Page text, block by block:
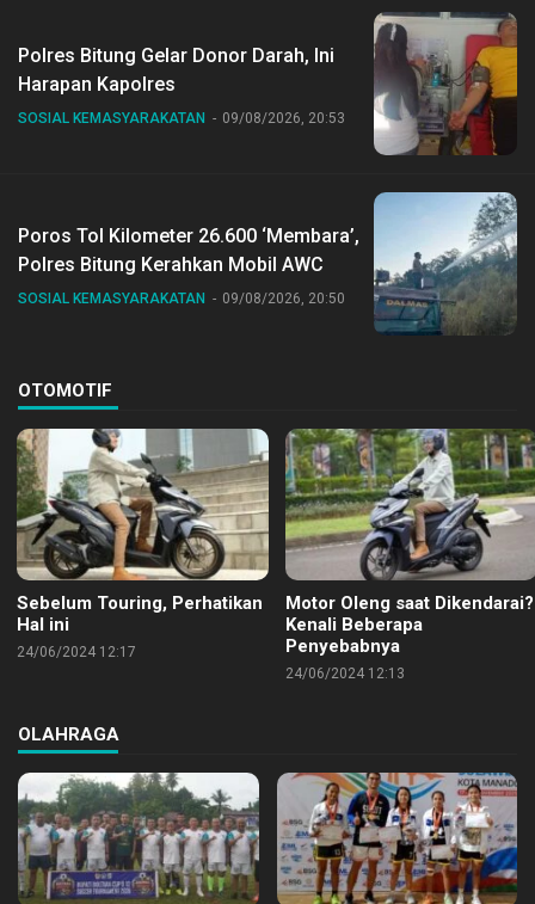
Polres Bitung Gelar Donor Darah, Ini
Harapan Kapolres
SOSIAL KEMASYARAKATAN 09/08/2026, 20:53
Poros Tol Kilometer 26.600 ‘Membara’,
Polres Bitung Kerahkan Mobil AWC
SOSIAL KEMASYARAKATAN 09/08/2026, 20:50
OTOMOTIF
Sebelum Touring, Perhatikan
Hal ini
24/06/2024 12:17
Motor Oleng saat Dikendarai?
Kenali Beberapa
Penyebabnya
24/06/2024 12:13
OLAHRAGA